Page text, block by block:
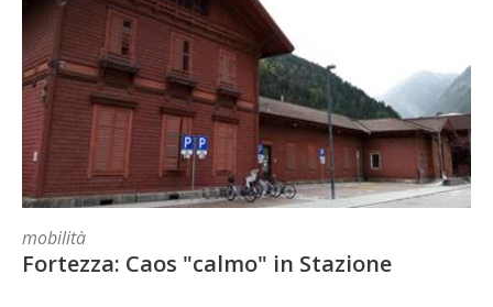
mobilità
Fortezza: Caos "calmo" in Stazione